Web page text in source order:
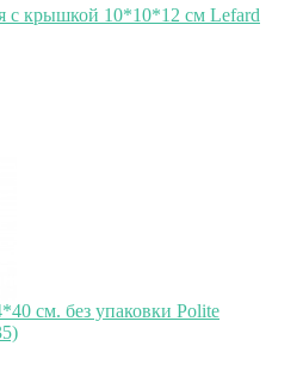
с крышкой 10*10*12 см Lefard
см. без упаковки Polite